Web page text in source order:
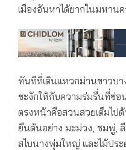
เมืองอันหาได้ยากในมหาน
ทันทีที่เดินแหวกม่านขาวบา
ชะงักให้กับความร่มรื่นที่ซ่อ
ตรงหน้าคือสวนสวยเต็มไ
ยืนต้นอย่าง มะม่วง, ชมพู่,
สไบนางพุ่มใหญ่ และไม้ปร